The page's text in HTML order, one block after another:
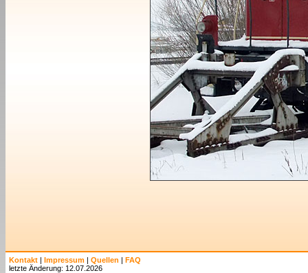
Kontakt | Impressum | Quellen | FAQ
letzte Änderung: 12.07.2026